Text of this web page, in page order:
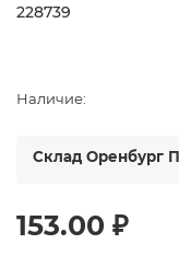
228739
Наличие:
Склад Оренбург
153.00 ₽